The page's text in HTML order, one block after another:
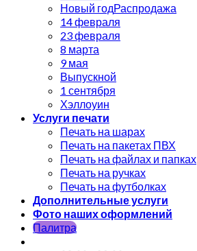
Новый год
14 февраля
23 февраля
8 марта
9 мая
Выпускной
1 сентября
Хэллоуин
Услуги печати
Печать на шарах
Печать на пакетах ПВХ
Печать на файлах и папках
Печать на ручках
Печать на футболках
Дополнительные услуги
Фото наших оформлений
Палитра